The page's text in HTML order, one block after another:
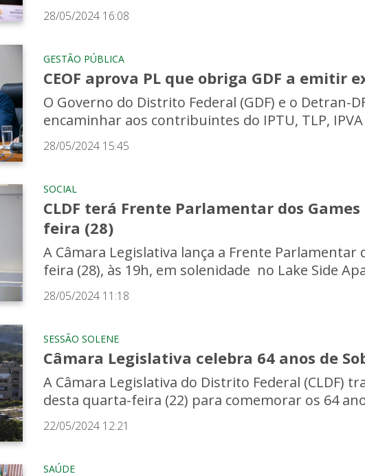
28/05/2024 16:08
GESTÃO PÚBLICA
CEOF aprova PL que obriga GDF a
O Governo do Distrito Federal (GDF) e o Detran-
encaminhar aos contribuintes do IPTU, TLP,
28/05/2024 15:45
SOCIAL
CLDF terá Frente Parlamentar dos
feira (28)
A Câmara Legislativa lança a Frente Parlamentar
feira (28), às 19h, em solenidade no Lake Side
28/05/2024 11:18
SESSÃO SOLENE
Câmara Legislativa celebra 64 anos de
A Câmara Legislativa do Distrito Federal (CLDF)
desta quarta-feira (22) para comemorar os 64
22/05/2024 12:21
SAÚDE